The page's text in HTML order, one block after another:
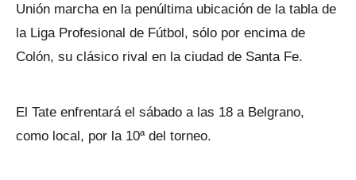
Unión marcha en la penúltima ubicación de la tabla de
la Liga Profesional de Fútbol, sólo por encima de
Colón, su clásico rival en la ciudad de Santa Fe.
El Tate enfrentará el sábado a las 18 a Belgrano,
como local, por la 10ª del torneo.